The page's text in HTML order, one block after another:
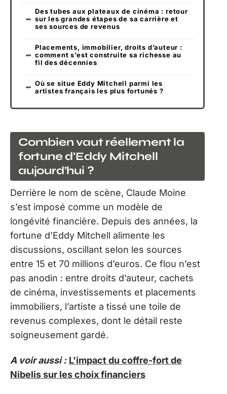
Des tubes aux plateaux de cinéma : retour
sur les grandes étapes de sa carrière et
ses sources de revenus
Placements, immobilier, droits d’auteur :
comment s’est construite sa richesse au
fil des décennies
Où se situe Eddy Mitchell parmi les
artistes français les plus fortunés ?
Combien vaut réellement la
fortune d’Eddy Mitchell
aujourd’hui ?
Derrière le nom de scène, Claude Moine
s’est imposé comme un modèle de
longévité financière. Depuis des années, la
fortune d’Eddy Mitchell alimente les
discussions, oscillant selon les sources
entre 15 et 70 millions d’euros. Ce flou n’est
pas anodin : entre droits d’auteur, cachets
de cinéma, investissements et placements
immobiliers, l’artiste a tissé une toile de
revenus complexes, dont le détail reste
soigneusement gardé.
A voir aussi : L'impact du coffre-fort de
Nibelis sur les choix financiers